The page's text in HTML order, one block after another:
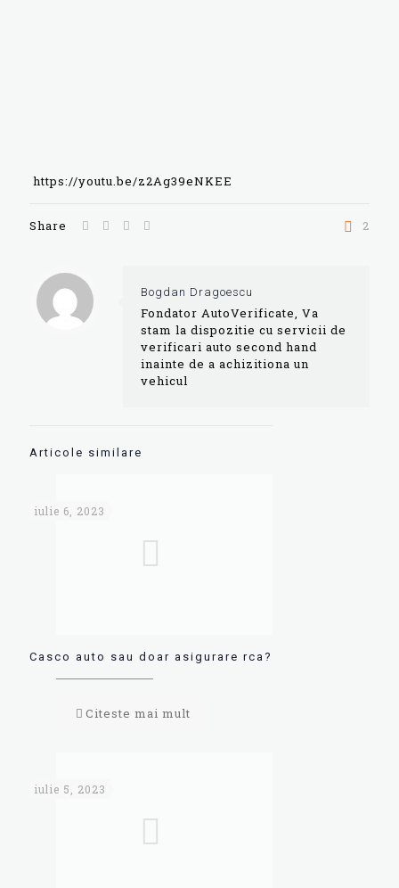
https://youtu.be/z2Ag39eNKEE
Share 2
Bogdan Dragoescu
Fondator AutoVerificate, Va
stam la dispozitie cu servicii de
verificari auto second hand
inainte de a achizitiona un
vehicul
Articole similare
iulie 6, 2023
Casco auto sau doar asigurare rca?
Citeste mai mult
iulie 5, 2023